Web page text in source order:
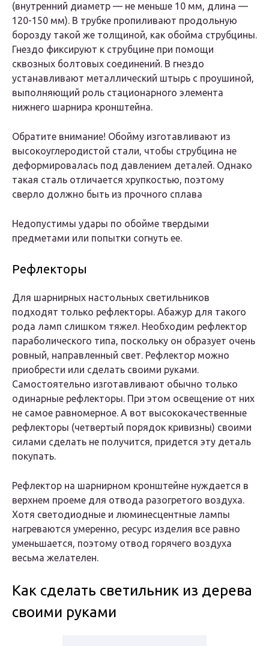
(внутренний диаметр — не меньше 10 мм, длина —
120-150 мм). В трубке пропиливают продольную
борозду такой же толщиной, как обойма струбцины.
Гнездо фиксируют к струбцине при помощи
сквозных болтовых соединений. В гнездо
устанавливают металлический штырь с проушиной,
выполняющий роль стационарного элемента
нижнего шарнира кронштейна.
Обратите внимание! Обойму изготавливают из
высокоуглеродистой стали, чтобы струбцина не
деформировалась под давлением деталей. Однако
такая сталь отличается хрупкостью, поэтому
сверло должно быть из прочного сплава
Недопустимы удары по обойме твердыми
предметами или попытки согнуть ее.
Рефлекторы
Для шарнирных настольных светильников
подходят только рефлекторы. Абажур для такого
рода ламп слишком тяжел. Необходим рефлектор
параболического типа, поскольку он образует очень
ровный, направленный свет. Рефлектор можно
приобрести или сделать своими руками.
Самостоятельно изготавливают обычно только
одинарные рефлекторы. При этом освещение от них
не самое равномерное. А вот высококачественные
рефлекторы (четвертый порядок кривизны) своими
силами сделать не получится, придется эту деталь
покупать.
Рефлектор на шарнирном кронштейне нуждается в
верхнем проеме для отвода разогретого воздуха.
Хотя светодиодные и люминесцентные лампы
нагреваются умеренно, ресурс изделия все равно
уменьшается, поэтому отвод горячего воздуха
весьма желателен.
Как сделать светильник из дерева
своими руками